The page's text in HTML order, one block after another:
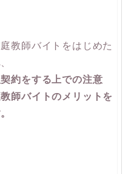
教師バイトをはじめた
約をする上での注意
師バイトのメリットを